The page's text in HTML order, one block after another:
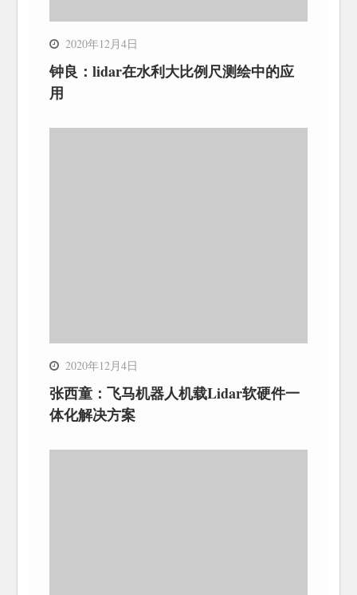
2020年12月4日
钟良：lidar在水利大比例尺测绘中的应
用
2020年12月4日
张西童：飞马机器人机载Lidar软硬件一
体化解决方案